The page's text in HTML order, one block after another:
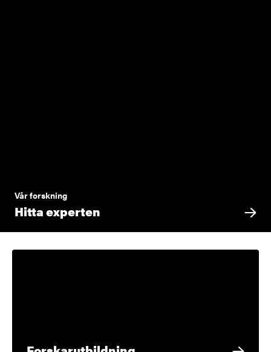
Vår forskning
Hitta experten